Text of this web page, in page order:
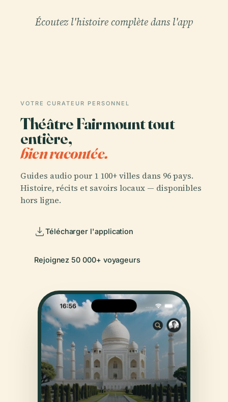
Écoutez l'histoire complète dans l'app
VOTRE CURATEUR PERSONNEL
Théâtre Fairmount tout
entière,
bien racontée.
Guides audio pour 1 100+ villes dans 96 pays.
Histoire, récits et savoirs locaux — disponibles
hors ligne.
Télécharger l'application
Rejoignez 50 000+ voyageurs